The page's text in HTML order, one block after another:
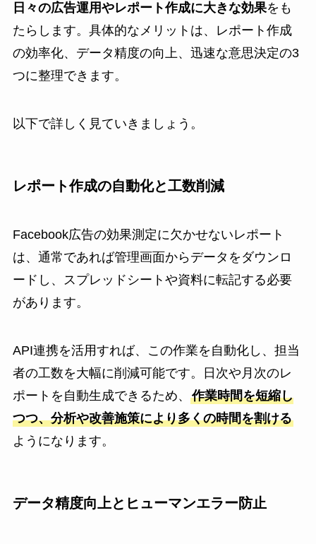
日々の広告運用やレポート作成に大きな効果をも
たらします。具体的なメリットは、レポート作成
の効率化、データ精度の向上、迅速な意思決定の3
つに整理できます。
以下で詳しく見ていきましょう。
レポート作成の自動化と工数削減
Facebook広告の効果測定に欠かせないレポート
は、通常であれば管理画面からデータをダウンロ
ードし、スプレッドシートや資料に転記する必要
があります。
API連携を活用すれば、この作業を自動化し、担当
者の工数を大幅に削減可能です。日次や月次のレ
ポートを自動生成できるため、 作業時間を短縮し
つつ、分析や改善施策により多くの時間を割ける
ようになります。
データ精度向上とヒューマンエラー防止